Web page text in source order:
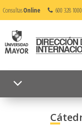
ConsultasOnline 600 328 1000